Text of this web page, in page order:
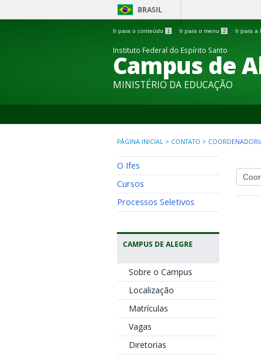
BRASIL
Ir para o conteúdo 1 Ir para o menu 2 Ir para a
Instituto Federal do Espírito Santo
Campus de
MINISTÉRIO DA EDUCAÇÃO
PÁGINA INICIAL > CONTATO >
O Ifes
Cursos
Processos Seletivos
CAMPUS DE ALEGRE
Sobre o Campus
Localização
Matrículas
Vagas
Diretorias